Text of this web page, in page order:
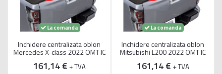
La comanda
Inchidere centralizata oblon
Mercedes X-class 2022 OMT IC
161,14 € + TVA
La comanda
Inchidere centralizata oblon
Mitsubishi L200 2022 OMT IC
161,14 € + TVA